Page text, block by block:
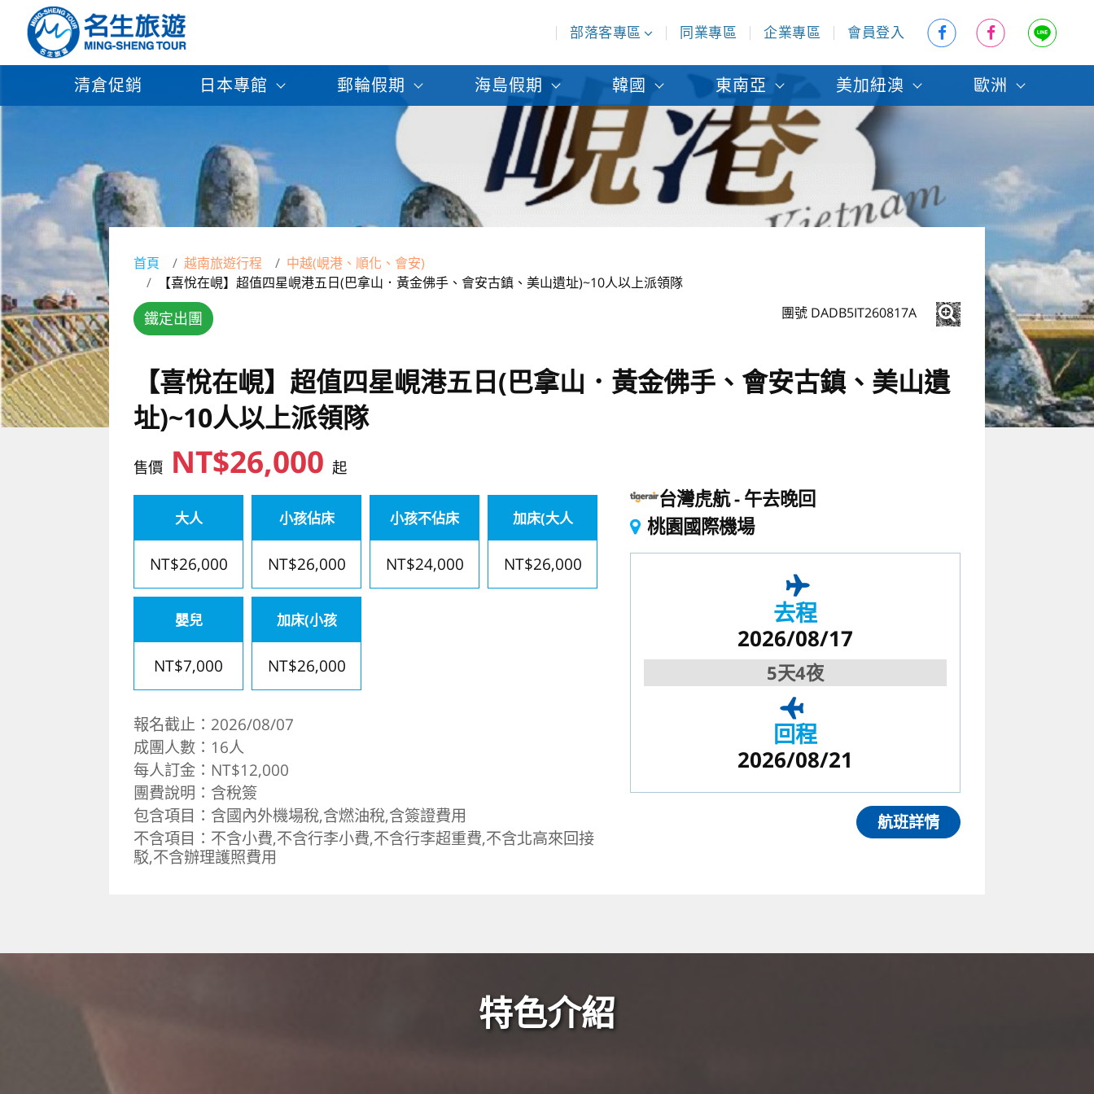
部落客專區 同業專區 企業專區 會員登入
清倉促銷 日本專館 郵輪假期 海島假期 韓國 東南亞 美加紐澳 歐洲
首頁 越南旅遊行程
中越(峴港、順化、會安)
【喜悅在峴】超值四星峴港五日(巴拿山．黃金佛手、會安古鎮、美山遺址)~10人以上派領隊
鐵定出團 團號 DADB5IT260817A
【喜悅在峴】超值四星峴港五日(巴拿山．黃金佛手、會安古鎮、美山遺
址)~10人以上派領隊
售價 NT$26,000起
大人
NT$26,000
小孩佔床
NT$26,000
小孩不佔床
NT$24,000
加床(大人
NT$26,000
嬰兒
NT$7,000
加床(小孩
NT$26,000
報名截止：2026/08/07
成團人數：16人
每人訂金：NT$12,000
團費說明：含稅簽
包含項目：含國內外機場稅,含燃油稅,含簽證費用
不含項目：不含小費,不含行李小費,不含行李超重費,不含北高來回接
駁,不含辦理護照費用
台灣虎航 午去晚回
桃園國際機場
去程
2026/08/17
5天4夜
回程
2026/08/21
航班詳情
特色介紹